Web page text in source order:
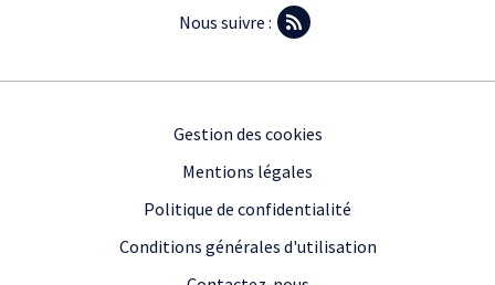
Nous suivre :
Gestion des cookies
Mentions légales
Politique de confidentialité
Conditions générales d'utilisation